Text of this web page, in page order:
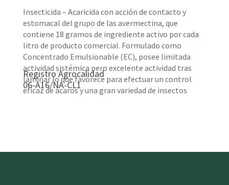
Insecticida – Acaricida con acción de contacto y
estomacal del grupo de las avermectina, que
contiene 18 gramos de ingrediente activo por cada
litro de producto comercial. Formulado como
Concentrado Emulsionable (EC), posee limitada
actividad sistémica pero excelente actividad tras
laminar lo que favorece para efectuar un control
eficaz de ácaros y una gran variedad de insectos
Registro Agrocalidad
06-A16/NA-CL1